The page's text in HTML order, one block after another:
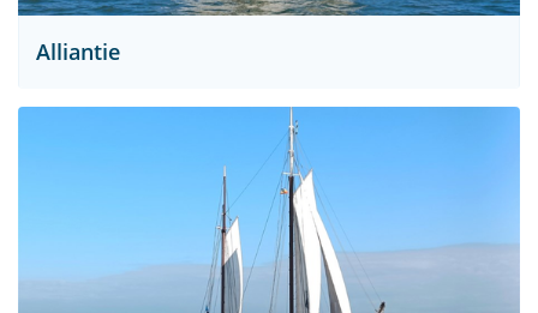
Alliantie